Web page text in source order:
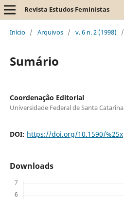
Revista Estudos Feministas
Início / Arquivos / v. 6 n. 2 (1998) /
Sumário
Coordenação Editorial
Universidade Federal de Santa Catarina
DOI: https://doi.org/10.1590/%25x
Downloads